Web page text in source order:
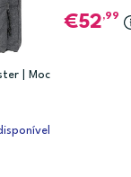
| Moc
52,99